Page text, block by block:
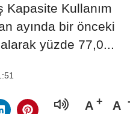
Kapasite Kullanım
ayında bir önceki
yüzde 77,0...
A A